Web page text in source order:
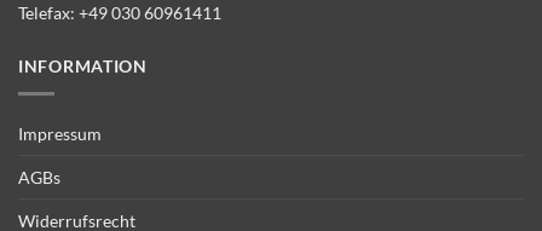
Telefax: +49 030 60961411
INFORMATION
Impressum
AGBs
Widerrufsrecht